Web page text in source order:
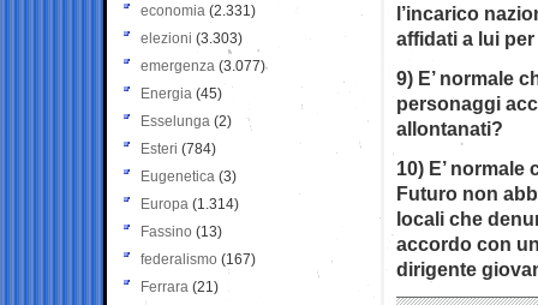
l’incarico
affidati a lui
9) E’ normale
personaggi
allontanati?
10) E’
Futuro non
locali che
accordo con
dirigente
economia (2.331)
elezioni (3.303)
emergenza (3.077)
Energia (45)
Esselunga (2)
Esteri (784)
Eugenetica (3)
Europa (1.314)
Fassino (13)
federalismo (167)
Ferrara (21)